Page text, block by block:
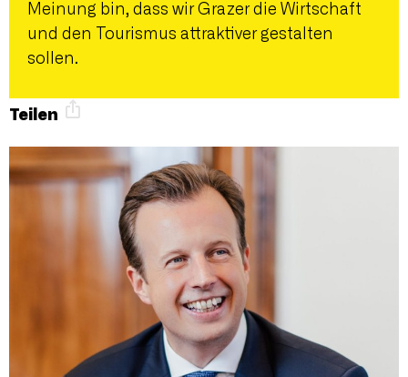
Meinung bin, dass wir Grazer die Wirtschaft
und den Tourismus attraktiver gestalten
sollen.
Teilen